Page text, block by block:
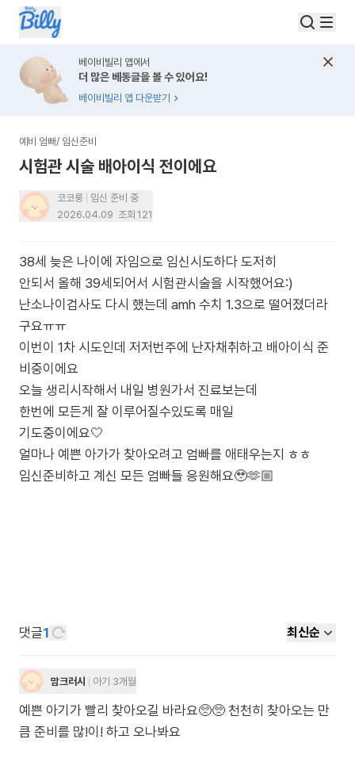
베이비빌리 앱에서
더 많은 베동글을 볼 수 있어요!
베이비빌리 앱 다운받기
예비 엄빠/ 임신준비
시험관 시술 배아이식 전이에요
코코룽
임신 준비 중
2026.04.09 조회 121
38세 늦은 나이에 자임으로 임신시도하다 도저히
안되서 올해 39세되어서 시험관시술을 시작했어요:)
난소나이검사도 다시 했는데 amh 수치 1.3으로 떨어졌더라
구요ㅠㅠ
이번이 1차 시도인데 저저번주에 난자채취하고 배아이식 준
비중이에요
오늘 생리시작해서 내일 병원가서 진료보는데
한번에 모든게 잘 이루어질수있도록 매일
기도중이에요🤍
얼마나 예쁜 아가가 찾아오려고 엄빠를 애태우는지 ㅎㅎ
댓글1 최신순
맘크러시 아기 3개월
예쁜 아기가 빨리 찾아오길 바라요🥺🥺 천천히 찾아오는 만
큼 준비를 많!이! 하고 오나봐요